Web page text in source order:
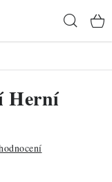
Herní